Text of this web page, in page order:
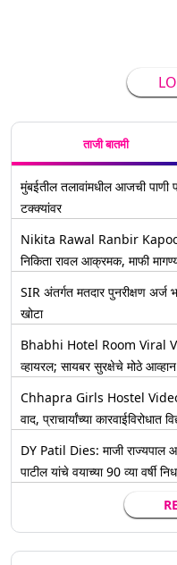
ताजी बातमी
मुंबईतील तलावांमधील आजची पाणी
टक्क्यांवर
Nikita Rawal Ranbir Kapoor:
निकिता रावल आक्रमक, माफी
SIR अंतर्गत मतदार पुनरीक्षण अर्ज
खोटा
Bhabhi Hotel Room Viral
व्हायरल; सायबर सुरक्षेचे मोठे आव्हान
Chhapra Girls Hostel Video:
वाद, प्राचार्यांच्या कारवाईविरोधात
DY Patil Dies: माजी राज्यपाल
पाटील यांचे वयाच्या 90 व्या वर्षी